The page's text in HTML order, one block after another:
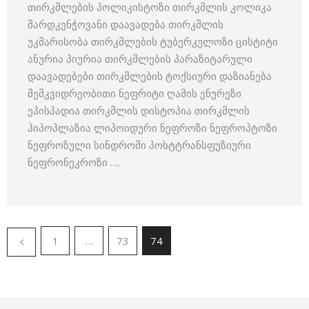
თირკმლების პოლიკისტოზი თირკმლის კოლიკა
შარდკენჭოვანი დაავადება თირკმლის
უკმარისობა თირკმლების ტუბერკულოზი ცისტიტი
ანურია პიურია თირკმლების პარაზიტარული
დაავადებები თირკმლების ტოქსიური დაზიანება
მემკვიდრეობითი ნეფრიტი ღამის ენურეზი
ეპისპადია თირკმლის დისტოპია თირკმლის
ჰიპოპლაზია ლიპოიდური ნეფროზი ნეფროპტოზი
ნეფროზული სინდრომი პოსტტრანსფუზიური
ნეფრონეკროზი ….
1 … 73 74